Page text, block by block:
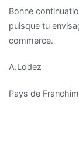
Bonne
puisque tu
commerce.
A.Lodez
Pays de